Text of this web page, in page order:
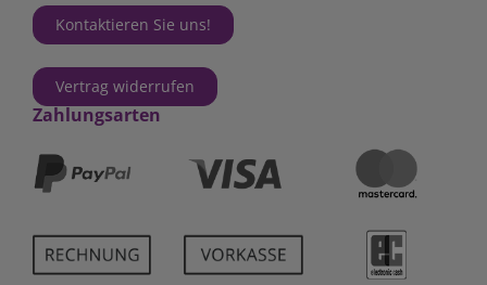
Kontaktieren Sie uns!
Vertrag widerrufen
Zahlungsarten